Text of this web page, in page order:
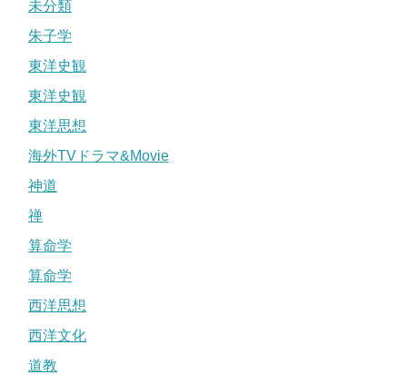
未分類
朱子学
東洋史観
東洋史観
東洋思想
海外TVドラマ&Movie
神道
禅
算命学
算命学
西洋思想
西洋文化
道教